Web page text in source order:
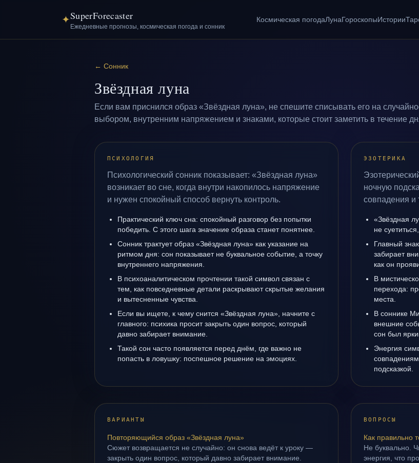
✦SuperForecaster
Ежедневные прогнозы, космическая погода и сонник
Космическая погодаЛунаГороскопыИстории
← Сонник
Звёздная луна
Если вам приснился образ «Звёздная луна», не спешите списывать его на
выбором, внутренним напряжением и знаками, которые стоит заметить в течение
ПСИХОЛОГИЯ
Психологический сонник показывает: «Звёздная луна»
возникает во сне, когда внутри накопилось напряжение
и нужен спокойный способ вернуть контроль.
Практический ключ сна: спокойный разговор без попытки
победить. С этого шага значение образа станет понятнее.
Сонник трактует образ «Звёздная луна» как указание на
ритмом дня: сон показывает не буквальное событие, а точку
внутреннего напряжения.
В психоаналитическом прочтении такой символ связан с
тем, как повседневные детали раскрывают скрытые желания
и вытесненные чувства.
Если вы ищете, к чему снится «Звёздная луна», начните с
главного: психика просит закрыть один вопрос, который
давно забирает внимание.
Такой сон часто появляется перед днём, где важно не
попасть в ловушку: поспешное решение на эмоциях.
ЭЗОТЕРИКА
ночную
совпадения и
«Звёздная
не
Главный
забирает
как он
В
перехода:
места.
В соннике
внешние
сон был
Энергия
подсказкой.
ВАРИАНТЫ
Повторяющийся образ «Звёздная луна»
Сюжет возвращается не случайно: он снова ведёт к уроку —
закрыть один вопрос, который давно забирает внимание.
ВОПРОСЫ
Как правильно
Не буквально.
энергия, что